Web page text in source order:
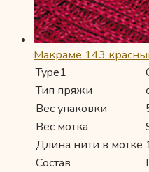
Макраме 143
Type1
Тип пряжи
Вес упаковки
Вес мотка
Длина нити в мотке
Состав